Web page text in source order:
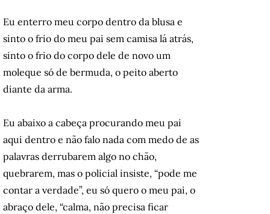
Eu enterro meu corpo dentro da blusa e
sinto o frio do meu pai sem camisa lá atrás,
sinto o frio do corpo dele de novo um
moleque só de bermuda, o peito aberto
diante da arma.
Eu abaixo a cabeça procurando meu pai
aqui dentro e não falo nada com medo de as
palavras derrubarem algo no chão,
quebrarem, mas o policial insiste, “pode me
contar a verdade”, eu só quero o meu pai, o
abraço dele, “calma, não precisa ficar